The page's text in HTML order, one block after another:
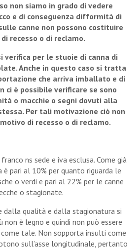
non siamo in grado di vedere
e di conseguenza difformità di
canne non possono costituire
recesso o di reclamo.
verifica per le stuoie di canna di
Anche in questo caso si tratta
che arriva imballato e di
ci è possibile verificare se sono
o macchie o segni dovuti alla
Per tali motivazione ciò non
di recesso o di reclamo.
ns sede e iva esclusa. Come già
pari al 10% per quanto riguarda le
o verdi e pari al 22% per le canne
o stagionate.
dalla qualità e dalla stagionatura si
non è legno e quindi non può essere
tale. Non sopporta insulti come
sull’asse longitudinale, pertanto